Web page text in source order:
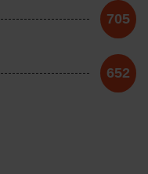
705
652